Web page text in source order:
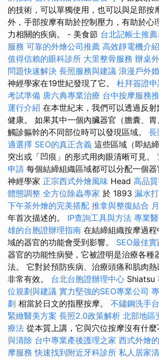
的技術，可以單獨使用，也可以與足部按
外，手部按摩有助於控制壓力，有助於心
力相關的疾病。 - 美食節 台北記帳士推
服務 可靠的外燴公司推薦 高效靜電機介紹
值得信賴的眼科診所 大里整骨服務 辦桌
問題快速解決 長照服務與建議 浪漫戶外
神經學家在19世紀發現了它。 杜拜簽證
考試準備 唐六典專業治療 台中按摩服務
運行介紹 在本世紀末，我們可以透過反
健康。 如果其中一個內臟器官（膽囊、胃
觸診軀幹的不同部位時可以發現區域。 長
適選擇 SEO的真正含義 這些區域（即結
突出或「凹痕」的形式用肉眼清晰可見。
申請 每個結締組織區域都可以分配一個
神經學家 正宗西式外燴風味 Head 高品
體態調整 全方位除蟲專家 於 1893 漏水
下午茶外燴的完美搭配 推拿與整復結合
年首次描述的。 IP查詢工具與方法 專業
雄的台胞證辦理指南 在結締組織按摩過
域的器官的功能會受到影響。 SEO最佳實
器官的功能性病變，它被證明是治療各種
法。 它對於預防疾病、治療頭痛和肌肉
非常有效。 台北台胞證辦理中心 Shiatsu
位規劃與建議 實力堅強的SEO專業公司
劃 相當於日文的指壓按摩。 不鏽鋼洗手
緊緻醫美方案 長照2.0政策解析 北部地區
療法 從本質上講，它與穴位按摩沒有什麼
與清除 台中專業產後護理之家 西式外燴
摩服務快速找到附近牙科診所 私人居家